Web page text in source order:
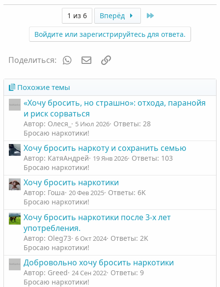
1 из 6 Вперёд
Войдите или зарегистрируйтесь для ответа.
Поделиться: WhatsAppЭлектронная почта
Похожие темы
«Хочу бросить, но страшно»: отхода, паранойя
и риск сорваться
Автор: Олеся_ 5 Июл 2026 Ответы: 28
Бросаю наркотики!
Хочу бросить наркоту и сохранить семью
Автор: КатяАндрей 19 Янв 2026 Ответы: 103
Бросаю наркотики!
Хочу бросить наркотики
Автор: Гоша 20 Фев 2025 Ответы: 6K
Бросаю наркотики!
Хочу бросить наркотики после 3-х лет
употребления.
Автор: Oleg73 6 Окт 2024 Ответы: 2K
Бросаю наркотики!
Добровольно хочу бросить наркотики
Автор: Greed 24 Сен 2022 Ответы: 9
Бросаю наркотики!